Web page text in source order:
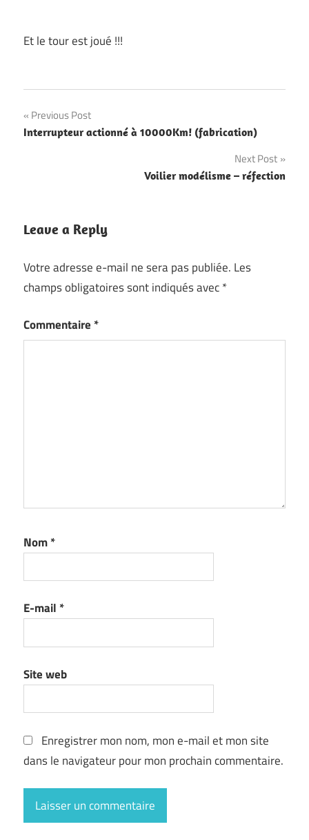
Et le tour est joué !!!
Navigation
de
Previous Post
Interrupteur actionné à 10000Km! (fabrication)
Next Post
Voilier modélisme – réfection
Leave a Reply
Votre adresse e-mail ne sera pas publiée. Les
champs obligatoires sont indiqués avec*
Commentaire *
Nom*
E-mail *
Site web
Enregistrer mon nom, mon e-mail et mon site
dans le navigateur pour mon prochain commentaire.